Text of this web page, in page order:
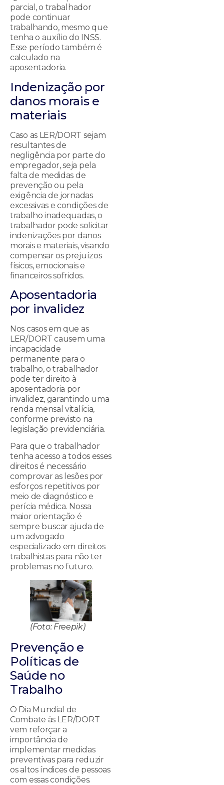
parcial, o trabalhador
pode continuar
trabalhando, mesmo que
tenha o auxílio do INSS.
Esse período também é
calculado na
aposentadoria.
Indenização por
danos morais e
materiais
Caso as LER/DORT sejam
resultantes de
negligência por parte do
empregador, seja pela
falta de medidas de
prevenção ou pela
exigência de jornadas
excessivas e condições de
trabalho inadequadas, o
trabalhador pode solicitar
indenizações por danos
morais e materiais, visando
compensar os prejuízos
físicos, emocionais e
financeiros sofridos.
Aposentadoria
por invalidez
Nos casos em que as
LER/DORT causem uma
incapacidade
permanente para o
trabalho, o trabalhador
pode ter direito à
aposentadoria por
invalidez, garantindo uma
renda mensal vitalícia,
conforme previsto na
legislação previdenciária.
Para que o trabalhador
tenha acesso a todos esses
direitos é necessário
comprovar as lesões por
esforços repetitivos por
meio de diagnóstico e
perícia médica. Nossa
maior orientação é
sempre buscar ajuda de
um advogado
especializado em direitos
trabalhistas para não ter
problemas no futuro.
(Foto: Freepik)
Prevenção e
Políticas de
Saúde no
Trabalho
O Dia Mundial de
Combate às LER/DORT
vem reforçar a
importância de
implementar medidas
preventivas para reduzir
os altos índices de pessoas
com essas condições.